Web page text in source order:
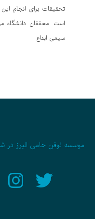
است. محققان دانشگاه
سیمی ابداع
موسسه نوفن حامی البرز در